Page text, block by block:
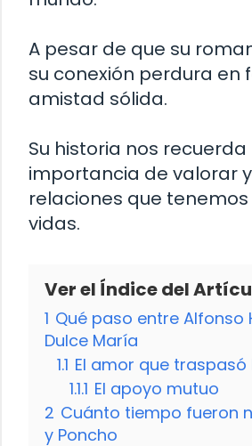
A pesar de que su
su conexión perdura en
amistad sólida.
Su historia nos recuerda
importancia de valorar
relaciones que
vidas.
Ver el Índice del
1 Qué paso entre Alfonso
Dulce María
1.1 El amor que
1.1.1 El apoyo mutuo
2 Cuánto tiempo fueron
y Poncho